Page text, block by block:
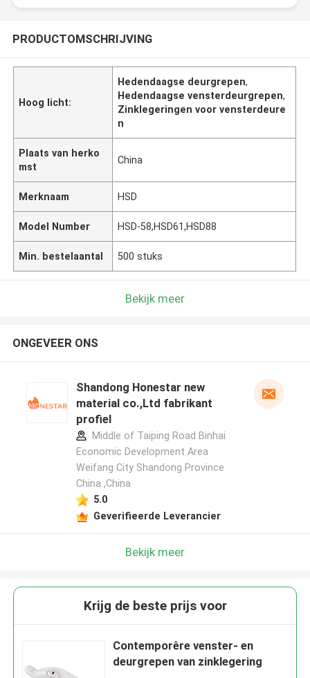
PRODUCTOMSCHRIJVING
Hoog licht:
Hedendaagse deurgrepen,
Hedendaagse vensterdeurgrepen,
Zinklegeringen voor vensterdeure
n
Plaats van herko
mst
China
Merknaam HSD
Model Number HSD-58,HSD61,HSD88
Min. bestelaantal 500 stuks
Bekijk meer
ONGEVEER ONS
Shandong Honestar new
material co.,Ltd fabrikant
profiel
Middle of Taiping Road Binhai
Economic Development Area
Weifang City Shandong Province
China ,China
5.0
Geverifieerde Leverancier
Bekijk meer
Krijg de beste prijs voor
Contemporêre venster- en
deurgrepen van zinklegering